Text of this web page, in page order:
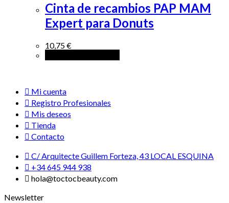
Cinta de recambios PAP MAM
Expert para Donuts
10,75€
Mi cuenta
Registro Profesionales
Mis deseos
Tienda
Contacto
C/ Arquitecte Guillem Forteza, 43 LOCAL ESQUINA
+34 645 944 938
hola@toctocbeauty.com
Newsletter